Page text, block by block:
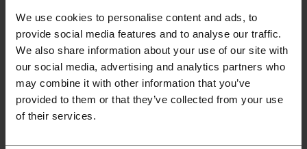
We use cookies to personalise content and ads, to
provide social media features and to analyse our traffic.
We also share information about your use of our site with
our social media, advertising and analytics partners who
may combine it with other information that you’ve
provided to them or that they’ve collected from your use
of their services.
AKCE
Najdete tu zlevněné kameny, vůně a jiné šperky.
Využít slevu